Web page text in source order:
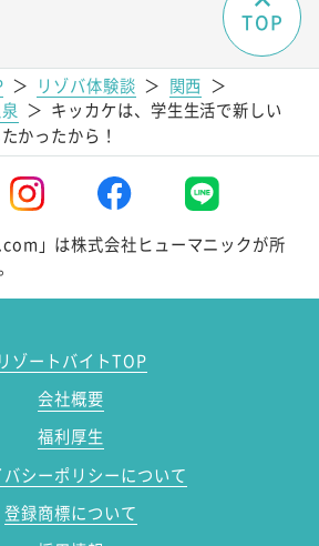
＞ リゾバ体験談 ＞ 関西 ＞
＞ キッカケは、学生生活で新しい
かったから！
TOP
」は株式会社ヒューマニックが所
リゾートバイトTOP
会社概要
福利厚生
バシーポリシーについて
登録商標について